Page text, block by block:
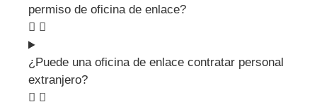
permiso de oficina de enlace?
¿Puede una oficina de enlace contratar personal
extranjero?